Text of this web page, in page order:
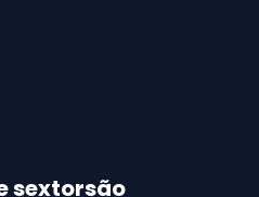
sextorsão